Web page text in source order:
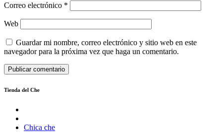
Correo electrónico *
Web
Guardar mi nombre, correo electrónico y sitio web en este
navegador para la próxima vez que haga un comentario.
Tienda del Che
Chica che